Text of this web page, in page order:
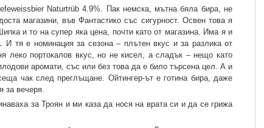
Naturtrüb 4.9%. Пак немска, мътна бяла бира, не
магазини, във Фантастико със сигурност. Освен това я
и то на супер яка цена, почти като от магазина. Има я и
тя е номинация за сезона – плътен вкус и за разлика от
леко портокалов вкус, но не кисел, а сладък – нещо като
аромати, със или без това да е било търсена цел. А и
чак след преглъщане. Ойтингер-ът е готина бира, даже
за вечеря.
за Троян и ми каза да нося на врата си и да се грижа